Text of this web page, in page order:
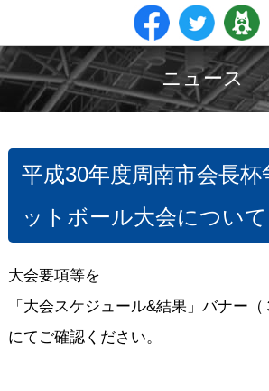
ニュース
平成30年度周南市会長杯
ットボール大会について
大会要項等を
「大会スケジュール&結果」バナー（
にてご確認ください。